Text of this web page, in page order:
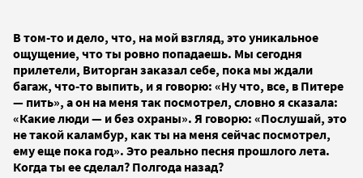
В том-то и дело, что, на мой взгляд, это уникальное
ощущение, что ты ровно попадаешь. Мы сегодня
прилетели, Виторган заказал себе, пока мы ждали
багаж, что-то выпить, и я говорю: «Ну что, все, в Питере
— пить», а он на меня так посмотрел, словно я сказала:
«Какие люди — и без охраны». Я говорю: «Послушай, это
не такой каламбур, как ты на меня сейчас посмотрел,
ему еще пока год». Это реально песня прошлого лета.
Когда ты ее сделал? Полгода назад?